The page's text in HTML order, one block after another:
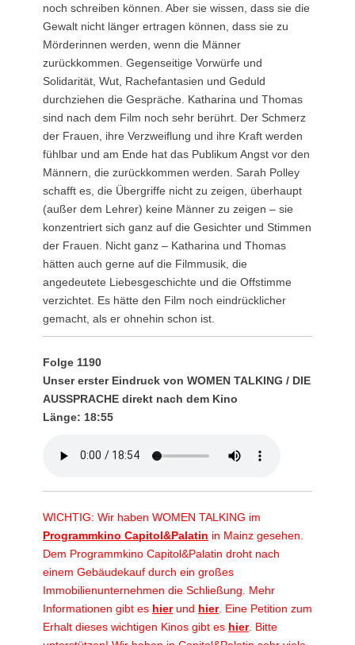
noch schreiben können. Aber sie wissen, dass sie die
Gewalt nicht länger ertragen können, dass sie zu
Mörderinnen werden, wenn die Männer
zurückkommen. Gegenseitige Vorwürfe und
Solidarität, Wut, Rachefantasien und Geduld
durchziehen die Gespräche. Katharina und Thomas
sind nach dem Film noch sehr berührt. Der Schmerz
der Frauen, ihre Verzweiflung und ihre Kraft werden
fühlbar und am Ende hat das Publikum Angst vor den
Männern, die zurückkommen werden. Sarah Polley
schafft es, die Übergriffe nicht zu zeigen, überhaupt
(außer dem Lehrer) keine Männer zu zeigen – sie
konzentriert sich ganz auf die Gesichter und Stimmen
der Frauen. Nicht ganz – Katharina und Thomas
hätten auch gerne auf die Filmmusik, die
angedeutete Liebesgeschichte und die Offstimme
verzichtet. Es hätte den Film noch eindrücklicher
gemacht, als er ohnehin schon ist.
Folge 1190
Unser erster Eindruck von WOMEN TALKING / DIE
AUSSPRACHE direkt nach dem Kino
Länge: 18:55
WICHTIG: Wir haben WOMEN TALKING im
Programmkino Capitol&Palatin in Mainz gesehen.
Dem Programmkino Capitol&Palatin droht nach
einem Gebäudekauf durch ein großes
Immobilienunternehmen die Schließung. Mehr
Informationen gibt es hierund hier. Eine Petition zum
Erhalt dieses wichtigen Kinos gibt es hier. Bitte